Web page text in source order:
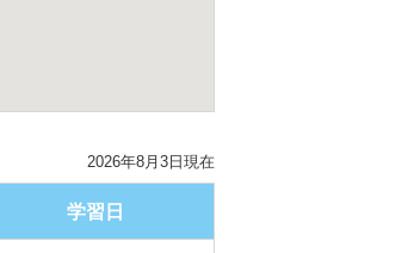
2026年8月3日現在
学習日